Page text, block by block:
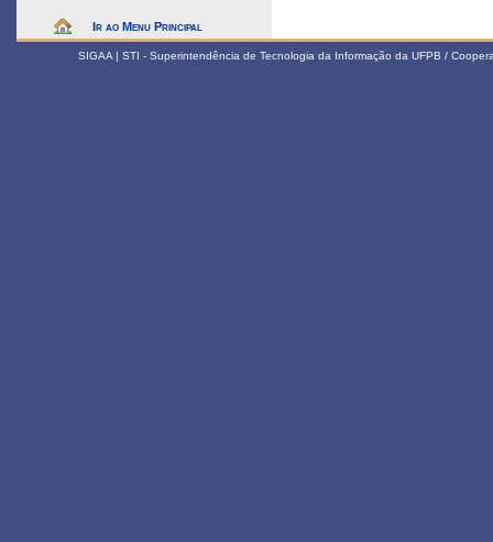
Ir ao Menu Principal
SIGAA | STI - Superintendência de Tecnologia da Informação da UFPB /